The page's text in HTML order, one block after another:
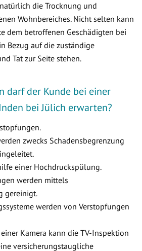
die Trocknung und
Wohnbereiches. Nicht selten kann
dem betroffenen Geschädigten bei
Bezug auf die zuständige
Tat zur Seite stehen.
darf der Kunde bei einer
bei Jülich erwarten?
zwecks Schadensbegrenzung
einer Hochdruckspülung.
werden mittels
gereinigt.
werden von Verstopfungen
Kamera kann die TV-Inspektion
versicherungstaugliche